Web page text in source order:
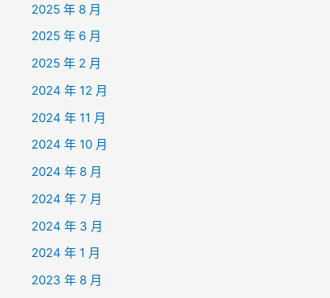
2025 年 8 月
2025 年 6 月
2025 年 2 月
2024 年 12 月
2024 年 11 月
2024 年 10 月
2024 年 8 月
2024 年 7 月
2024 年 3 月
2024 年 1 月
2023 年 8 月